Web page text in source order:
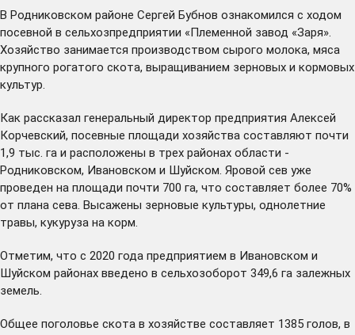
В Родниковском районе Сергей Бубнов ознакомился с ходом
посевной в сельхозпредприятии «Племенной завод «Заря».
Хозяйство занимается производством сырого молока, мяса
крупного рогатого скота, выращиванием зерновых и кормовых
культур.
Как рассказал генеральный директор предприятия Алексей
Корчевский, посевные площади хозяйства составляют почти
1,9 тыс. га и расположены в трех районах области -
Родниковском, Ивановском и Шуйском. Яровой сев уже
проведен на площади почти 700 га, что составляет более 70%
от плана сева. Высажены зерновые культуры, однолетние
травы, кукуруза на корм.
Отметим, что с 2020 года предприятием в Ивановском и
Шуйском районах введено в сельхозоборот 349,6 га залежных
земель.
Общее поголовье скота в хозяйстве составляет 1385 голов, в